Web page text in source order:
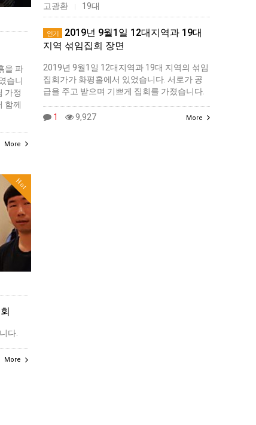
을 파
습니
가정
함께
More
고광환 | 19대
인기
2019년 9월1일 12대지역과 19대
지역 섞임집회 장면
2019년 9월1일 12대지역과 19대 지역의 섞임
집회가가 화평홀에서 있었습니다. 서로가 공
급을 주고 받으며 기쁘게 집회를 가졌습니다.
1 9,927 More
Hot
다.
More